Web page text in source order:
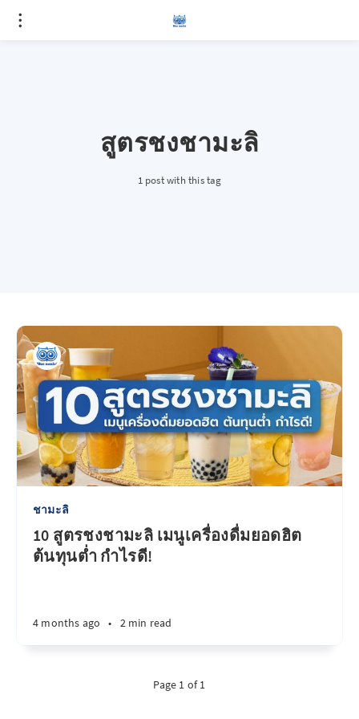
สูตรชงชามะลิ
1 post with this tag
ชามะลิ
10 สูตรชงชามะลิ เมนูเครื่องดื่มยอดฮิต
ต้นทุนต่ำ กำไรดี!
4 months ago • 2 min read
Page 1 of 1